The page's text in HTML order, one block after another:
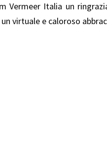
Vermeer Italia un
virtuale e caloroso